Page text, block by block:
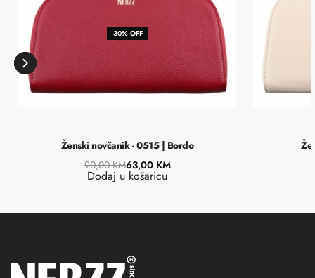
-30% OFF
Ženski novčanik - 0515 | Bordo
90,00KM63,00 KM
Dodaj u košaricu